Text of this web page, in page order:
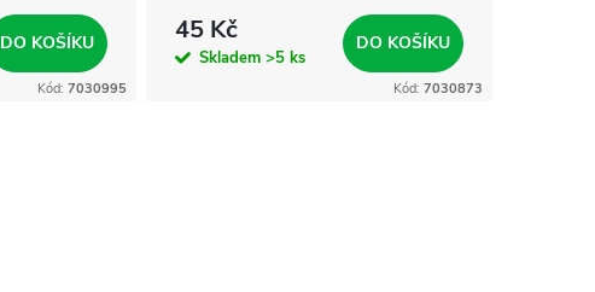
DO KOŠÍKU
Kód: 7030995
45 Kč
Skladem >5 ks
DO KOŠÍKU
Kód: 7030873